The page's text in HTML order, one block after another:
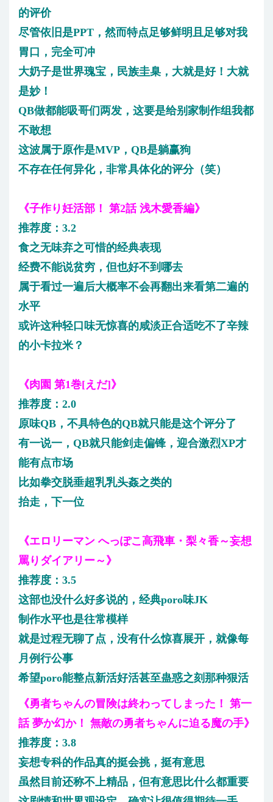
的评价
尽管依旧是PPT，然而特点足够鲜明且足够对我
胃口，完全可冲
大奶子是世界瑰宝，民族圭臬，大就是好！大就
是妙！
QB做都能吸哥们两发，这要是给别家制作组我都
不敢想
这波属于原作是MVP，QB是躺赢狗
不存在任何异化，非常具体化的评分（笑）
《子作り妊活部！ 第2話 浅木愛香編》
推荐度：3.2
食之无味弃之可惜的经典表现
经费不能说贫穷，但也好不到哪去
属于看过一遍后大概率不会再翻出来看第二遍的
水平
或许这种轻口味无惊喜的咸淡正合适吃不了辛辣
的小卡拉米？
《肉園 第1巻[えだ]》
推荐度：2.0
原味QB，不具特色的QB就只能是这个评分了
有一说一，QB就只能剑走偏锋，迎合激烈XP才
能有点市场
比如拳交脱垂超乳乳头姦之类的
抬走，下一位
《エロリーマン へっぽこ高飛車・梨々香～妄想
罵りダイアリー～》
推荐度：3.5
这部也没什么好多说的，经典poro味JK
制作水平也是往常模样
就是过程无聊了点，没有什么惊喜展开，就像每
月例行公事
希望poro能整点新活好活甚至蛊惑之刻那种狠活
《勇者ちゃんの冒険は終わってしまった！ 第一
話 夢か幻か！ 無敵の勇者ちゃんに迫る魔の手》
推荐度：3.8
妄想专科的作品真的挺会挑，挺有意思
虽然目前还称不上精品，但有意思比什么都重要